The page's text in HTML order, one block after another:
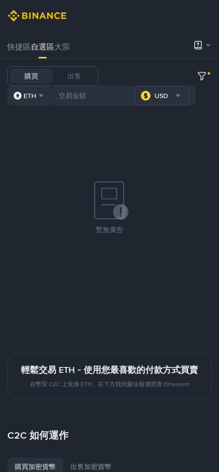
快捷區自選區大宗
購買 出售
ETH USD
暫無廣告
輕鬆交易 ETH - 使用您最喜歡的付款方式買賣
在幣安 C2C 上兌換 ETH。在下方找到最佳報價買賣 Ethereum
C2C 如何運作
購買加密貨幣 出售加密貨幣